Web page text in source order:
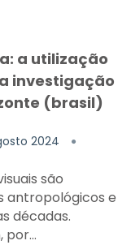
a utilização
investigação
(brasil)
2024
são
antropológicos e
décadas.
por...